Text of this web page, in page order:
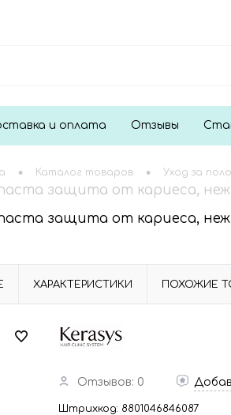
и оплата Отзывы
• Каталог товаров • Уход за
защита от кариеса,
защита от кариеса,
ХАРАКТЕРИСТИКИ ПОХОЖИЕ
Отзывов: 0
Штрихкод: 8801046846087